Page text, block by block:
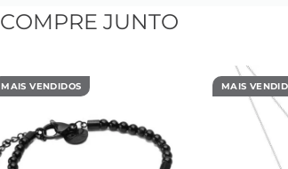
COMPRE JUNTO
MAIS VENDIDOS MAIS